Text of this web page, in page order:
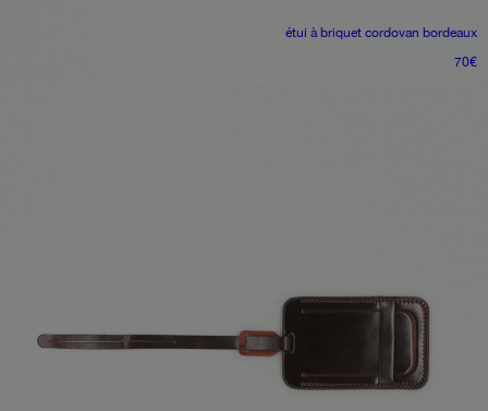
étui à briquet cordovan bordeaux
70€